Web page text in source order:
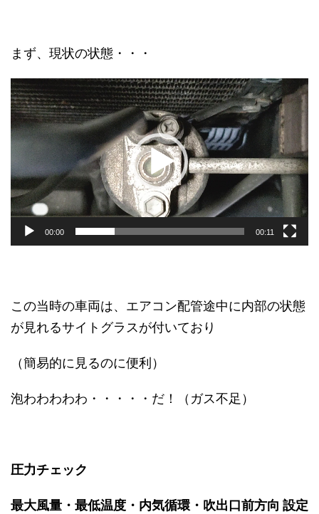
まず、現状の状態・・・
動
画
プ
レ
ー
00:00 00:11
この当時の車両は、エアコン配管途中に内部の状態
が見れるサイトグラスが付いており
（簡易的に見るのに便利）
泡わわわわわ・・・・・だ！（ガス不足）
圧力チェック
最大風量・最低温度・内気循環・吹出口前方向 設定